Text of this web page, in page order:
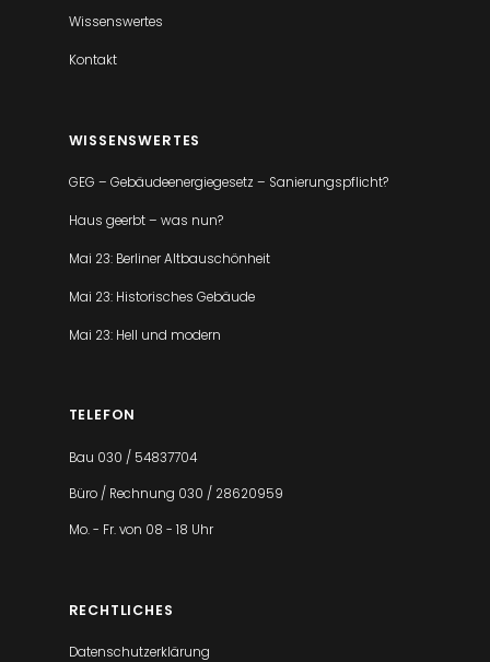
Wissenswertes
Kontakt
WISSENSWERTES
GEG – Gebäudeenergiegesetz – Sanierungspflicht?
Haus geerbt – was nun?
Mai 23: Berliner Altbauschönheit
Mai 23: Historisches Gebäude
Mai 23: Hell und modern
TELEFON
Bau 030 / 54837704
Büro / Rechnung 030 / 28620959
Mo. - Fr. von 08 - 18 Uhr
RECHTLICHES
Datenschutzerklärung